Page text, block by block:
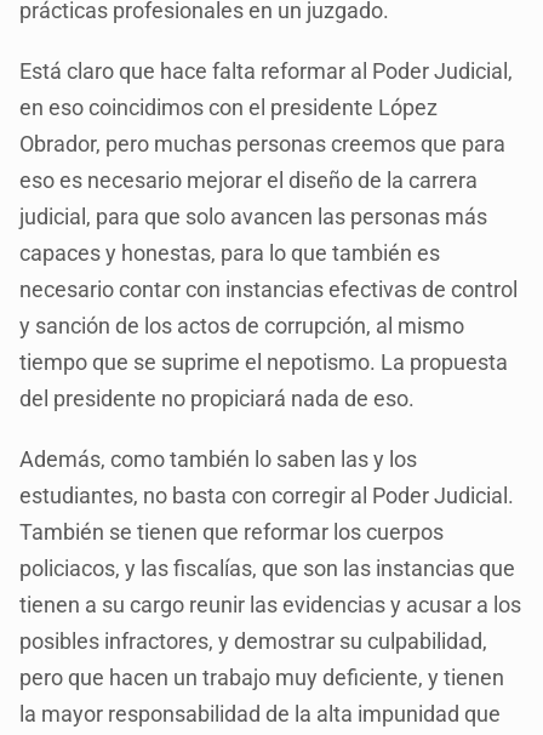
prácticas profesionales en un juzgado.
Está claro que hace falta reformar al Poder Judicial,
en eso coincidimos con el presidente López
Obrador, pero muchas personas creemos que para
eso es necesario mejorar el diseño de la carrera
judicial, para que solo avancen las personas más
capaces y honestas, para lo que también es
necesario contar con instancias efectivas de control
y sanción de los actos de corrupción, al mismo
tiempo que se suprime el nepotismo. La propuesta
del presidente no propiciará nada de eso.
Además, como también lo saben las y los
estudiantes, no basta con corregir al Poder Judicial.
También se tienen que reformar los cuerpos
policiacos, y las fiscalías, que son las instancias que
tienen a su cargo reunir las evidencias y acusar a los
posibles infractores, y demostrar su culpabilidad,
pero que hacen un trabajo muy deficiente, y tienen
la mayor responsabilidad de la alta impunidad que